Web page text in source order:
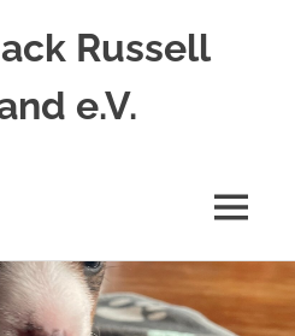
Russell
e.V.
MENÜ